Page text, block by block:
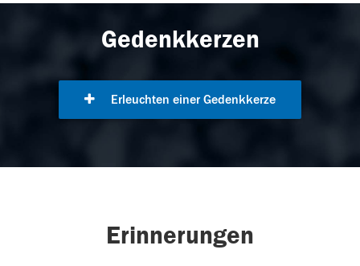
Gedenkkerzen
Erleuchten einer Gedenkkerze
Erinnerungen